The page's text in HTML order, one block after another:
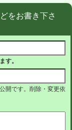
をお書き下さ
す。
開です。削除・変更依